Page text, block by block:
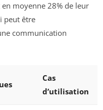
en moyenne 28% de leur
peut être
communication
Cas
d’utilisation